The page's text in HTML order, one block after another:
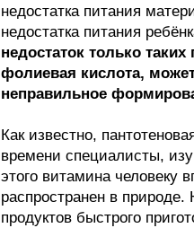
недостатка питания
недостатка питания
недостаток только
фолиевая кислота,
неправильное
Как известно,
времени специалисты,
этого витамина человеку
распространен в
продуктов быстрого